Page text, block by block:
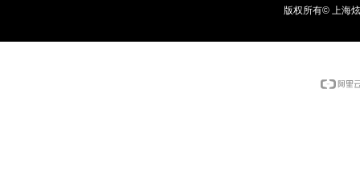
版权所有© 上海